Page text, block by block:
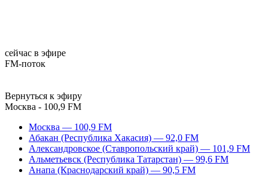
сейчас в эфире
FM-поток
Вернуться к эфиру
Москва - 100,9 FM
Москва — 100,9 FM
Абакан (Республика Хакасия) — 92,0 FM
Александровское (Ставропольский край) — 101,9 FM
Альметьевск (Республика Татарстан) — 99,6 FM
Анапа (Краснодарский край) — 90,5 FM